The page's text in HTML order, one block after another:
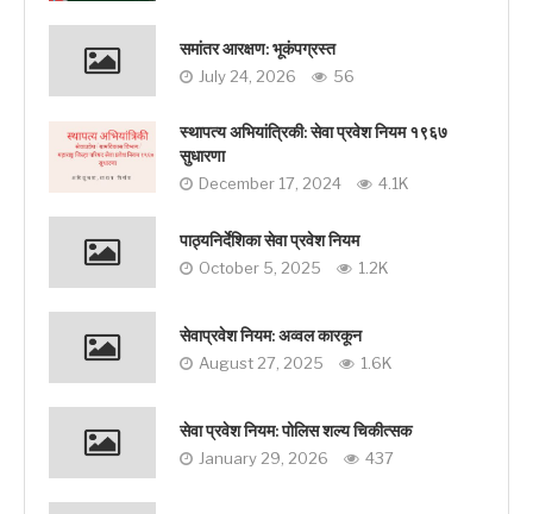
समांतर आरक्षण: भूकंपग्रस्‍त
July 24, 2026 56
स्थापत्य अभियांत्रिकी: सेवा प्रवेश नियम १९६७
सुधारणा
December 17, 2024 4.1K
पाठ्यनिर्देशिका सेवा प्रवेश नियम
October 5, 2025 1.2K
सेवाप्रवेश नियम: अव्‍वल कारकून
August 27, 2025 1.6K
सेवा प्रवेश नियम: पोलिस शल्य चिकीत्सक
January 29, 2026 437